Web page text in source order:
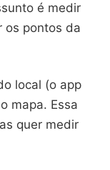
é medir
os pontos da
local (o app
mapa. Essa
quer medir